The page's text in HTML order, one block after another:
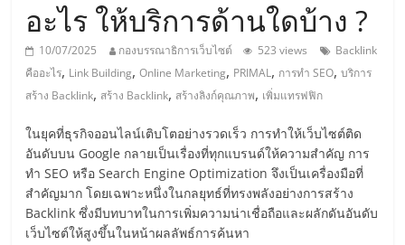
ส
เอ็
มอี
ไทย,
อะไร ให้บริการด้านใดบ้าง ?
10/07/2025 กองบรรณาธิการเว็บไซต์ 523 views
Backlink
คืออะไร, Link Building,Online Marketing, PRIMAL, การทำ SEO,บริการ
สร้าง Backlink, สร้าง Backlink, สร้างลิงก์คุณภาพ, เพิ่มแทรฟฟิก
ในยุคที่ธุรกิจออนไลน์เติบโตอย่างรวดเร็ว การทำให้เว็บไซต์ติด
อันดับบน Google กลายเป็นเรื่องที่ทุกแบรนด์ให้ความสำคัญ การ
ทำ SEO หรือ Search Engine Optimization จึงเป็นเครื่องมือที่
สำคัญมาก โดยเฉพาะหนึ่งในกลยุทธ์ที่ทรงพลังอย่างการสร้าง
Backlink ซึ่งมีบทบาทในการเพิ่มความน่าเชื่อถือและผลักดันอันดับ
เว็บไซต์ให้สูงขึ้นในหน้าผลลัพธ์การค้นหา